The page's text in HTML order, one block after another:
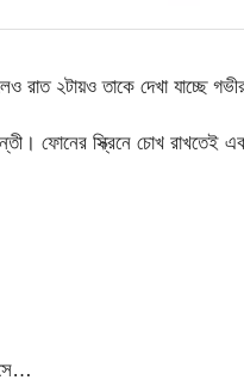
রাত ২টায়ও তাকে দেখা যাচ্ছে
ফোনের স্ক্রিনে চোখ রাখতেই